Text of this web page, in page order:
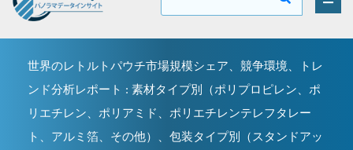
世界のレトルトパウチ市場規模シェア、競争環境、トレ
ンド分析レポート : 素材タイプ別（ポリプロピレン、ポ
リエチレン、ポリアミド、ポリエチレンテレフタレー
ト、アルミ箔、その他）、包装タイプ別（スタンドアッ